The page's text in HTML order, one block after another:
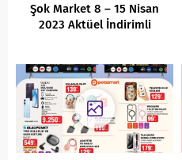
Şok Market 8 – 15 Nisan
2023 Aktüel İndirimli